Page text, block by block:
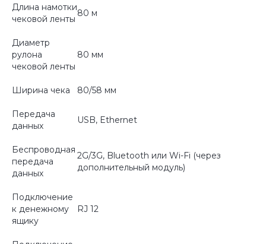
Длина намотки
чековой ленты
80 м
Диаметр
рулона
чековой ленты
80 мм
Ширина чека 80/58 мм
Передача
данных
USB, Ethernet
Беспроводная
передача
данных
2G/3G, Bluetooth или Wi-Fi (через
дополнительный модуль)
Подключение
к денежному
ящику
RJ 12